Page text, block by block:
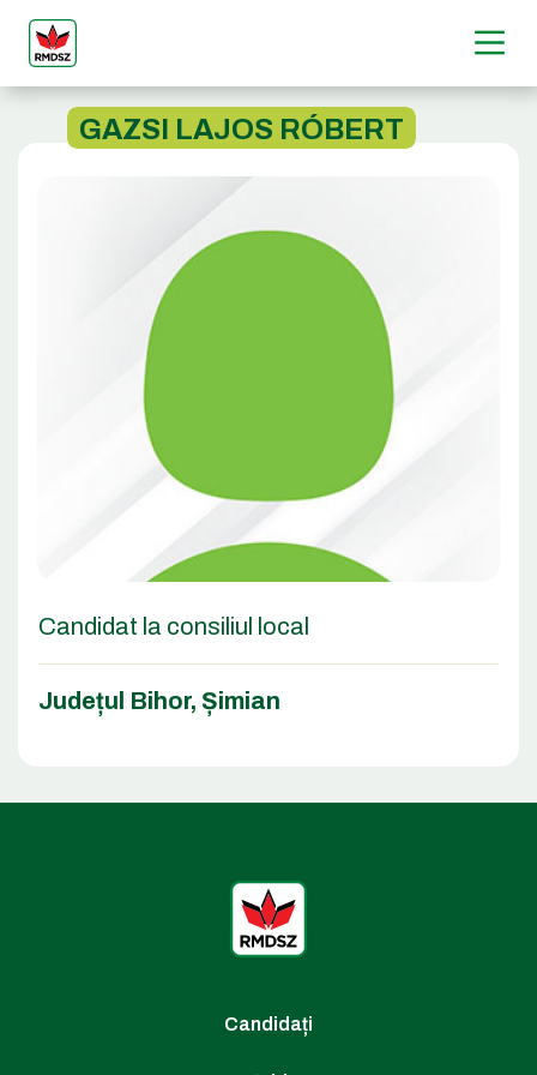
GAZSI LAJOS RÓBERT
Candidat la consiliul local
Județul Bihor, Șimian
Candidați